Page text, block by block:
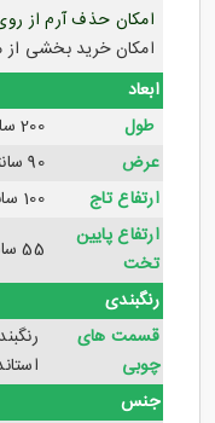
امکان حذف آرم از
امکان خرید بخشی
ابعاد
طول
200 سانتیمتر
عرض
90 سانتیمتر
ارتفاع تاج
100 سانتیمتر
ارتفاع پایین
تخت
55 سانتیمتر
رنگبندی
قسمت های
چوبی
جنس